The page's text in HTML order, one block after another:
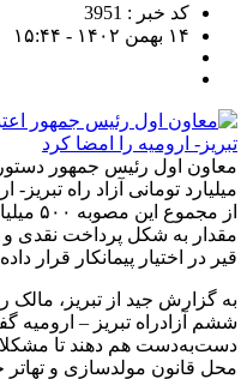
کد خبر : 3951
۱۴ بهمن ۱۴۰۲ - ۱۵:۴۴
میلیارد تومانی آزاد راه
قیر در اختیار پیمانکار قرار
به گزارش جید از تبریز، مالک
ششم آزادراه تبریز – ارومیه
دست‌به‌دست هم دهند تا
محل قانون مولدسازی و